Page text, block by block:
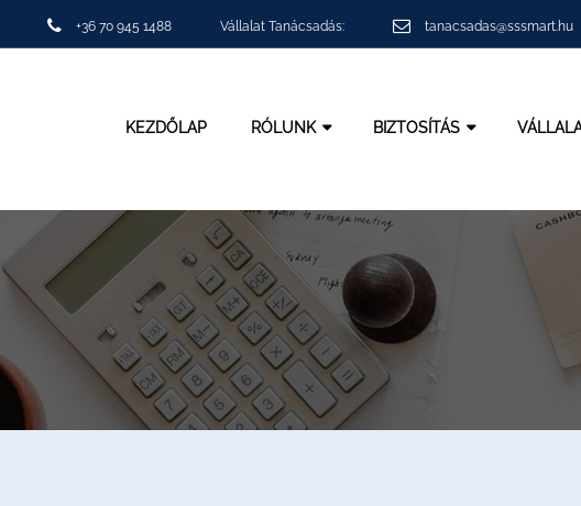
+36 70 945 1488 Vállalat Tanácsadás: tanacsadas@sssmart.hu
KEZDŐLAP RÓLUNK BIZTOSÍTÁS